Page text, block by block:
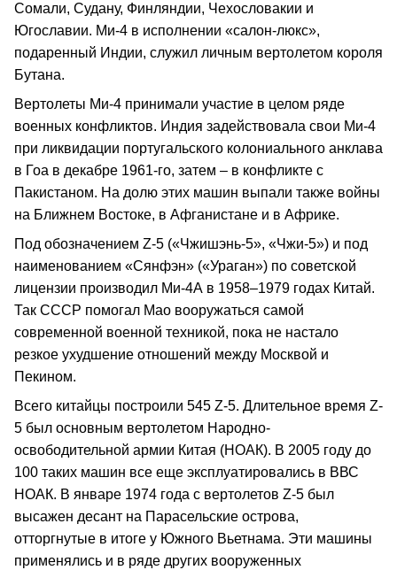
Сомали, Судану, Финляндии, Чехословакии и
Югославии. Ми-4 в исполнении «салон-люкс»,
подаренный Индии, служил личным вертолетом короля
Бутана.
Вертолеты Ми-4 принимали участие в целом ряде
военных конфликтов. Индия задействовала свои Ми-4
при ликвидации португальского колониального анклава
в Гоа в декабре 1961-го, затем – в конфликте с
Пакистаном. На долю этих машин выпали также войны
на Ближнем Востоке, в Афганистане и в Африке.
Под обозначением Z-5 («Чжишэнь-5», «Чжи-5») и под
наименованием «Сянфэн» («Ураган») по советской
лицензии производил Ми-4А в 1958–1979 годах Китай.
Так СССР помогал Мао вооружаться самой
современной военной техникой, пока не настало
резкое ухудшение отношений между Москвой и
Пекином.
Всего китайцы построили 545 Z-5. Длительное время Z-
5 был основным вертолетом Народно-
освободительной армии Китая (НОАК). В 2005 году до
100 таких машин все еще эксплуатировались в ВВС
НОАК. В январе 1974 года с вертолетов Z-5 был
высажен десант на Парасельские острова,
отторгнутые в итоге у Южного Вьетнама. Эти машины
применялись и в ряде других вооруженных